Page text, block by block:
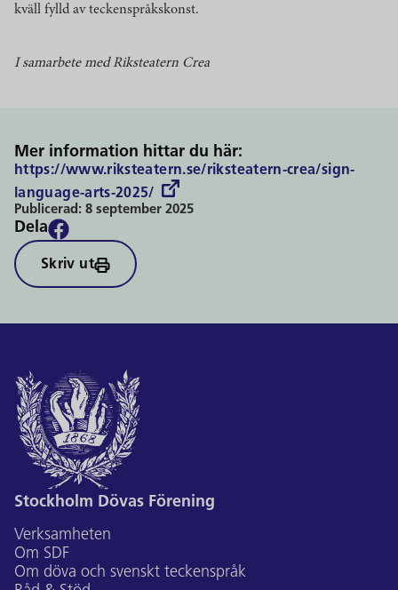
kväll fylld av teckenspråkskonst.
I samarbete med Riksteatern Crea
Mer information hittar du här:
https://www.riksteatern.se/riksteatern-crea/sign-
language-arts-2025/
Publicerad: 8 september 2025
Dela
Skriv ut
Stockholm Dövas Förening
Verksamheten
Om SDF
Om döva och svenskt teckenspråk